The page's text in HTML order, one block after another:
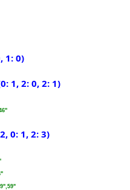
1: 0)
1, 2: 0, 2: 1)
0: 1, 2: 3)